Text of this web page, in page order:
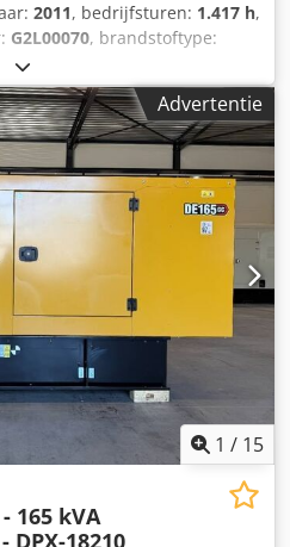
2011, bedrijfsturen: 1.417 h,
G2L00070, brandstoftype:
3512
14.000 kg
Dkodpfezn Erlox Acrer
x 220 x 230 cm Productieland:
DPX voor meer informatie. =
= - Bedieningspaneel
Advertentie
1 / 15
- 165 kVA
18210